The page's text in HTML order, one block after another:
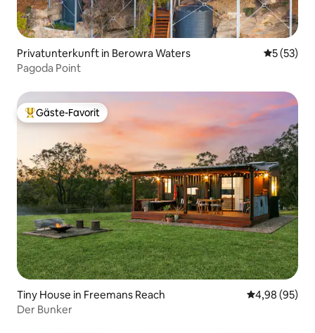
Privatunterkunft in Berowra Waters
5 (53)
Pagoda Point
Beliebter Gäste-Favorit.
Gäste-Favorit
Tiny House in Freemans Reach
4,98 (95)
Der Bunker